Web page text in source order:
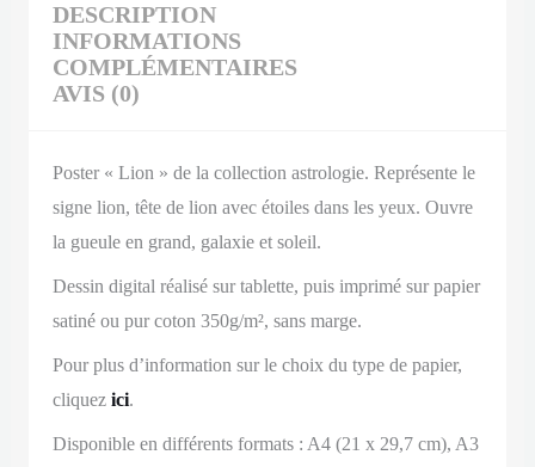
DESCRIPTION
INFORMATIONS
COMPLÉMENTAIRES
AVIS (0)
Poster « Lion » de la collection astrologie. Représente le
signe lion, tête de lion avec étoiles dans les yeux. Ouvre
la gueule en grand, galaxie et soleil.
Dessin digital réalisé sur tablette, puis imprimé sur papier
satiné ou pur coton 350g/m², sans marge.
Pour plus d’information sur le choix du type de papier,
cliquez ici.
Disponible en différents formats : A4 (21 x 29,7 cm), A3